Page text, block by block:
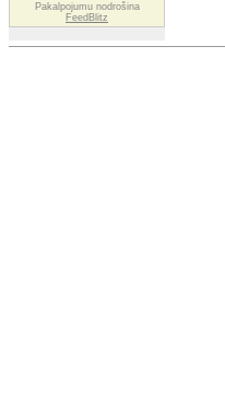
Pakalpojumu nodrošina
FeedBlitz